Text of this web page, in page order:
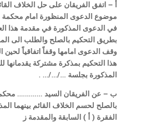
أ – اتفق الفريقان على حل الخلاف
موضوع الدعوى المنظورة امام
في الدعوى المذكورة في مقدمة هذا
بطريق التحكيم بالصلح والطلب الى
وقف الدعوى امامها وقفاً اتفاقياً لحين
هذا التحكيم بمذكرة مشتركة يقدمانها
المذكورة بجلسة …/…/… .
ب – عن الفريقان السيد ………….
بالصلح لحسم الخلاف القائم بينهما
الفقرة ( أ ) السابقة والمقدمة ز